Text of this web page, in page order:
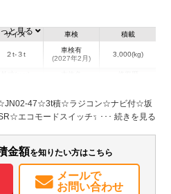
サイズ
２t-３t
車検
車検有
(2027年2月)
積載
3,000(kg)
H:2,190
無
ウ ABS エアバッグ
集中ドアロック
ー
と見る
47☆3t積☆ラジコン☆ナビ付☆坂
エコモードスイッチ☆メッキパーツ
W2070
金額を知りたい方はこちら
メールで
お問い合わせ